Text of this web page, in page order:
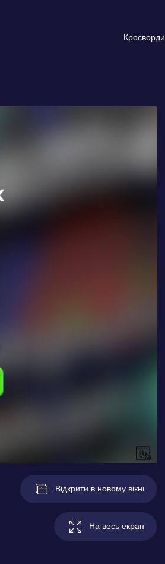
Кросворди
Відкрити в новому вікні
На весь екран